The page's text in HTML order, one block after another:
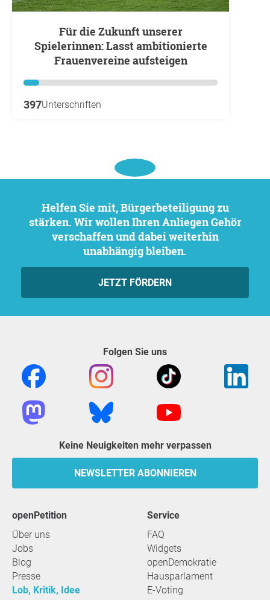
Für die Zukunft unserer
Spielerinnen: Lasst ambitionierte
Frauenvereine aufsteigen
397Unterschriften
Helfen Sie mit, Bürgerbeteiligung zu
stärken. Wir wollen Ihren Anliegen Gehör
verschaffen und dabei weiterhin
unabhängig bleiben.
JETZT FÖRDERN
Folgen Sie uns
Keine Neuigkeiten mehr verpassen
NEWSLETTER ABONNIEREN
openPetition
Über uns
Jobs
Blog
Presse
Lob, Kritik, Idee
Service
FAQ
Widgets
openDemokratie
Hausparlament
E-Voting